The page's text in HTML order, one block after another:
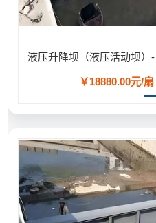
￥18880.00元/扇